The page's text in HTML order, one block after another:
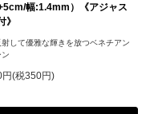
幅:1.4mm）《アジャス
》
して優雅な輝きを放つベネチアン
円(税350円)